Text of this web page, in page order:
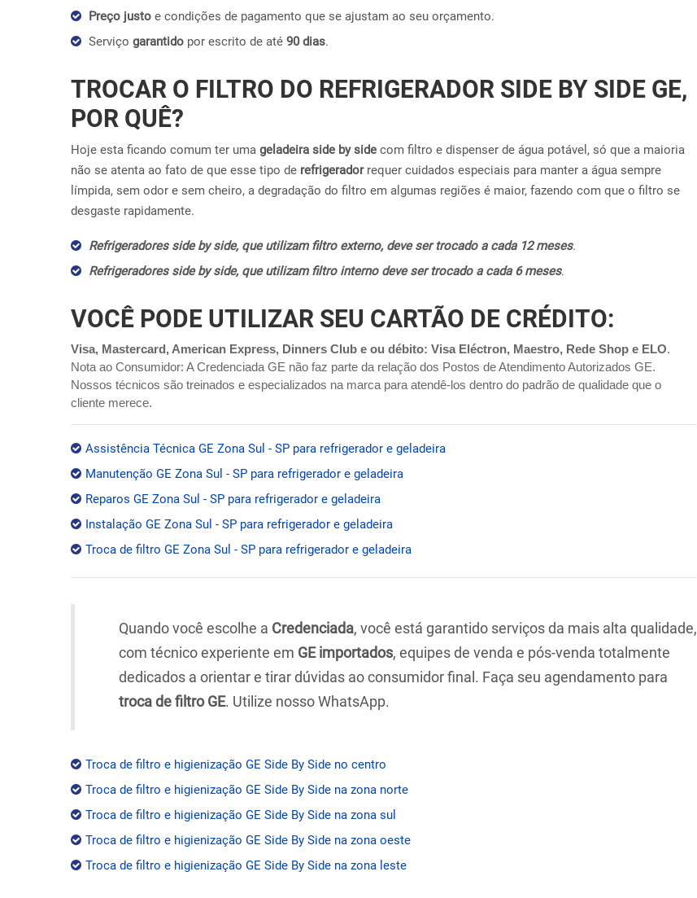
Preço justo e condições de pagamento que se ajustam ao seu orçamento.
Serviço garantido por escrito de até 90 dias.
TROCAR O FILTRO DO REFRIGERADOR SIDE BY SIDE GE,
POR QUÊ?
Hoje esta ficando comum ter uma geladeira side by side com filtro e dispenser de água potável, só que a maioria
não se atenta ao fato de que esse tipo de refrigeradorrequer cuidados especiais para manter a água sempre
límpida, sem odor e sem cheiro, a degradação do filtro em algumas regiões é maior, fazendo com que o filtro se
desgaste rapidamente.
Refrigeradores side by side, que utilizam filtro externo, deve ser trocado a cada 12 meses.
Refrigeradores side by side, que utilizam filtro interno deve ser trocado a cada 6 meses.
VOCÊ PODE UTILIZAR SEU CARTÃO DE CRÉDITO:
Visa, Mastercard, American Express, Dinners Club e ou débito: Visa Eléctron, Maestro, Rede Shop e ELO.
Nota ao Consumidor: A Credenciada GE não faz parte da relação dos Postos de Atendimento Autorizados GE.
Nossos técnicos são treinados e especializados na marca para atendê-los dentro do padrão de qualidade que o
cliente merece.
Assistência Técnica GE Zona Sul - SP para refrigerador e geladeira
Manutenção GE Zona Sul - SP para refrigerador e geladeira
Reparos GE Zona Sul - SP para refrigerador e geladeira
Instalação GE Zona Sul - SP para refrigerador e geladeira
Troca de filtro GE Zona Sul - SP para refrigerador e geladeira
Quando você escolhe a Credenciada, você está garantido serviços da mais alta qualidade,
com técnico experiente em GE importados, equipes de venda e pós-venda totalmente
dedicados a orientar e tirar dúvidas ao consumidor final. Faça seu agendamento para
troca de filtro GE. Utilize nosso WhatsApp.
Troca de filtro e higienização GE Side By Side no centro
Troca de filtro e higienização GE Side By Side na zona norte
Troca de filtro e higienização GE Side By Side na zona sul
Troca de filtro e higienização GE Side By Side na zona oeste
Troca de filtro e higienização GE Side By Side na zona leste